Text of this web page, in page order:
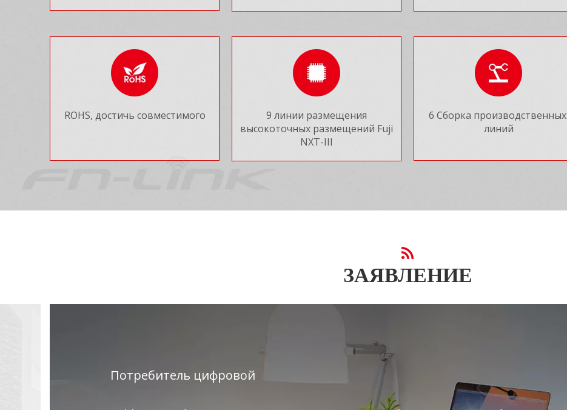
ROHS, достичь совместимого
9 линии размещения
высокоточных размещений Fuji
NXT-III
6 Сборка производственных
линий
ЗАЯВЛЕНИЕ
Потребитель цифровой